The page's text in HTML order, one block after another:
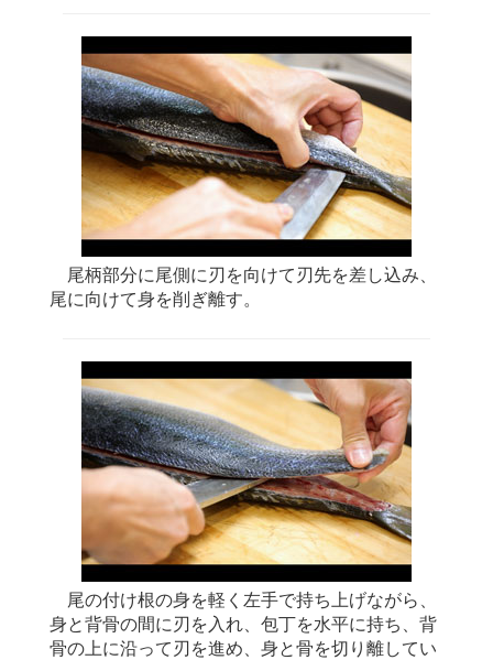
尾柄部分に尾側に刃を向けて刃先を差し込み、
尾に向けて身を削ぎ離す。
尾の付け根の身を軽く左手で持ち上げながら、
身と背骨の間に刃を入れ、包丁を水平に持ち、背
骨の上に沿って刃を進め、身と骨を切り離してい